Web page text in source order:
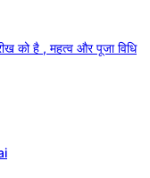
को है , महत्व और पूजा विधि